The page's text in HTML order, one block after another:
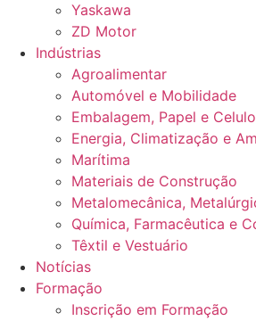
Yaskawa
ZD Motor
Indústrias
Agroalimentar
Automóvel e Mobilidade
Embalagem, Papel e
Energia, Climatização e
Marítima
Materiais de Construção
Metalomecânica,
Química, Farmacêutica e
Têxtil e Vestuário
Notícias
Formação
Inscrição em Formação